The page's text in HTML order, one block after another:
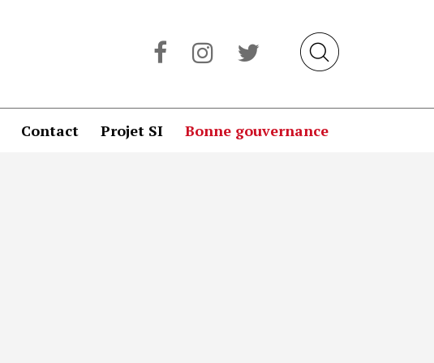
Contact Projet SI Bonne gouvernance